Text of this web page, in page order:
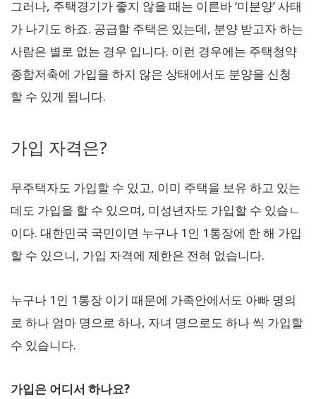
그러나, 주택경기가 좋지 않을 때는 이른바 ‘미분양’ 사태
가 나기도 하죠. 공급할 주택은 있는데, 분양 받고자 하는
사람은 별로 없는 경우 입니다. 이런 경우에는 주택청약
종합저축에 가입을 하지 않은 상태에서도 분양을 신청
할 수 있게 됩니다.
가입 자격은?
무주택자도 가입할 수 있고, 이미 주택을 보유 하고 있는
데도 가입을 할 수 있으며, 미성년자도 가입할 수 있습ㄴ
이다. 대한민국 국민이면 누구나 1인 1통장에 한 해 가입
할 수 있으니, 가입 자격에 제한은 전혀 없습니다.
누구나 1인 1통장 이기 때문에 가족안에서도 아빠 명의
로 하나 엄마 명으로 하나, 자녀 명으로도 하나 씩 가입할
수 있습니다.
가입은 어디서 하나요?